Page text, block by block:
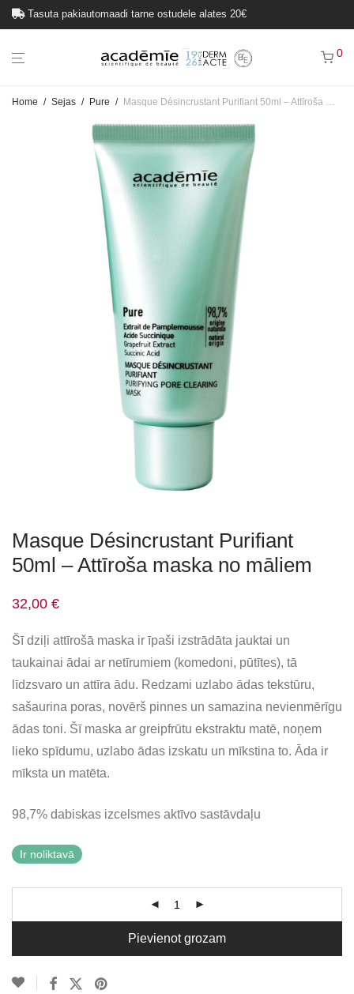
Tasuta pakiautomaadi tarne ostudele alates 20€
Tasuta kullerteenus ostudele alates 80€
0
Home / Sejas / Pure / Masque Désincrustant Purifiant 50ml – Attīroša maska no māliem
Masque Désincrustant Purifiant
50ml – Attīroša maska no māliem
32,00 €
Šī dziļi attīrošā maska ir īpaši izstrādāta jauktai un
taukainai ādai ar netīrumiem (komedoni, pūtītes), tā
līdzsvaro un attīra ādu. Redzami uzlabo ādas tekstūru,
sašaurina poras, novērš pinnes un samazina nevienmērīgu
ādas toni. Šī maska ar greipfrūtu ekstraktu matē, noņem
lieko spīdumu, uzlabo ādas izskatu un mīkstina to. Āda ir
mīksta un matēta.
98,7% dabiskas izcelsmes aktīvo sastāvdaļu
Ir noliktavā
Pievienot grozam